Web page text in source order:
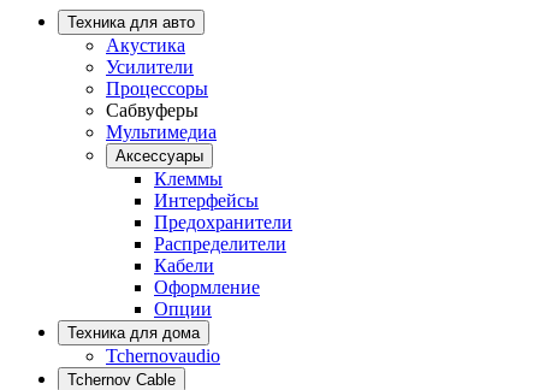
Техника для авто
Акустика
Усилители
Процессоры
Сабвуферы
Мультимедиа
Аксессуары
Клеммы
Интерфейсы
Предохранители
Распределители
Кабели
Оформление
Опции
Техника для дома
Tchernovaudio
Tchernov Cable